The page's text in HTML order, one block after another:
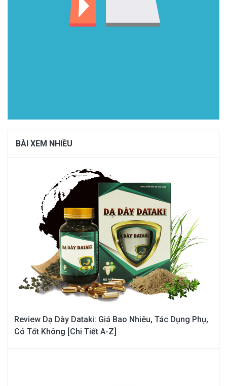
BÀI XEM NHIỀU
Review Dạ Dày Dataki: Giá Bao Nhiêu, Tác Dụng Phụ,
Có Tốt Không [Chi Tiết A-Z]